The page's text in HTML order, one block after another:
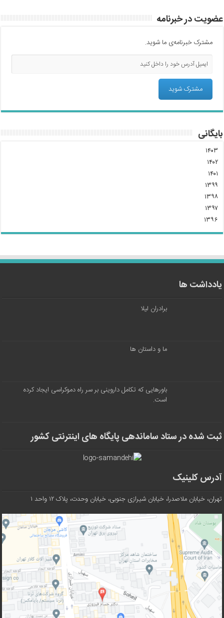
عضویت در خبرنامه
مشترک خبرنامه‌ی ما شوید.
بایگانی
۱۴۰۳
۱۴۰۲
۱۴۰۱
۱۳۹۹
۱۳۹۸
۱۳۹۷
۱۳۹۶
یادداشت ها
برادران لیلا
ما و داستان ها
باورهایی که تکامل داروینی بر سر راه دموکراسی ایجاد کرده
است.
ثبت شده در ستاد ساماندهی پایگاه های اینترنتی کشور
آدرس کلینیک
تهران، خیابان ملاصدرا، خیابان شیرازی جنوبی، خیابان وحدت، پلاک ۱۲ واحد ۱